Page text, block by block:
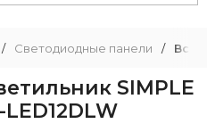
/ Светодиодные панели /
SIMPLE